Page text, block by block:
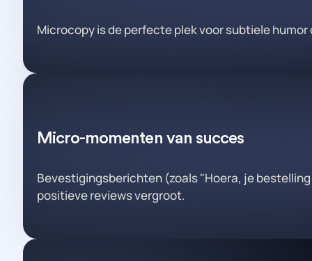
Microcopy is de perfecte plek voor subtiele
Micro-momenten van succes
Bevestigingsberichten (zoals "Hoera, je
positieve reviews vergroot.